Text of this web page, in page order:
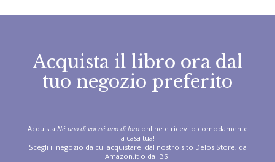
Acquista il libro ora dal
tuo negozio preferito
Acquista Né uno di voi né uno di loroonline e ricevilo comodamente
a casa tua!
Scegli il negozio da cui acquistare: dal nostro sito Delos Store, da
Amazon.it o da IBS.